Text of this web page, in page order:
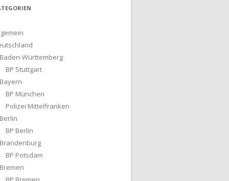
Württemberg
BP Stuttgart
BP München
Polizei Mittelfranken
BP Berlin
BP Potsdam